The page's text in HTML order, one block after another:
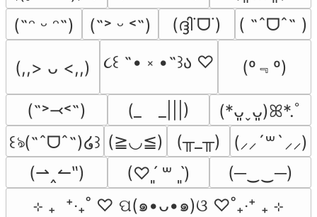
(˶ᵔ ᵕ ᵔ˶)
(˶˃ ᵕ ˂˶) (ദ്ദി˙ᗜ˙) ( ˶ˆᗜˆ˵ )
(,,> ᴗ <,,) ૮꒰ ˶• ༝ •˶꒱ა ♡ (º﹃º)
(˶˃⤙˂˶) (_　_|||)
(*ᴗ͈ˬᴗ͈)ꕤ*.ﾟ
꒰ঌ(˶ˆᗜˆ˵)໒꒱ (≧◡≦) (╥_╥)
(⸝⸝´꒳`⸝⸝)
(⇀‸↼‶)
(♡ˊ͈ ꒳ ˋ͈)
(─‿‿─)
⊹ ₊  ⁺‧₊˚ ♡ ପ(๑•ᴗ•๑)ଓ ♡˚₊‧⁺ ₊ ⊹